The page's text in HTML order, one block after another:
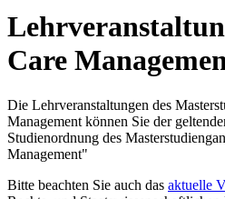
Care
Die Lehrveranstaltungen des
Management können Sie der
Studienordnung des
Management"
Bitte beachten Sie auch das aktuelle